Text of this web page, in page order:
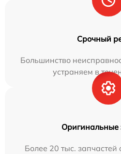
Срочный
Большинство
устраняем в
Оригинальные
Более 20 тыс. запчастей